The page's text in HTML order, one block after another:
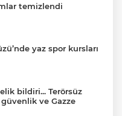
temizlendi
yaz spor kursları
bildiri... Terörsüz
ve Gazze